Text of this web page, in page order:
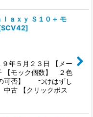
ａｘｙ Ｓ１０＋ モ
SCV42]
５月２３日 【メー
モック個数】 ２色
の可否】 つけはずし
古 【クリックポス